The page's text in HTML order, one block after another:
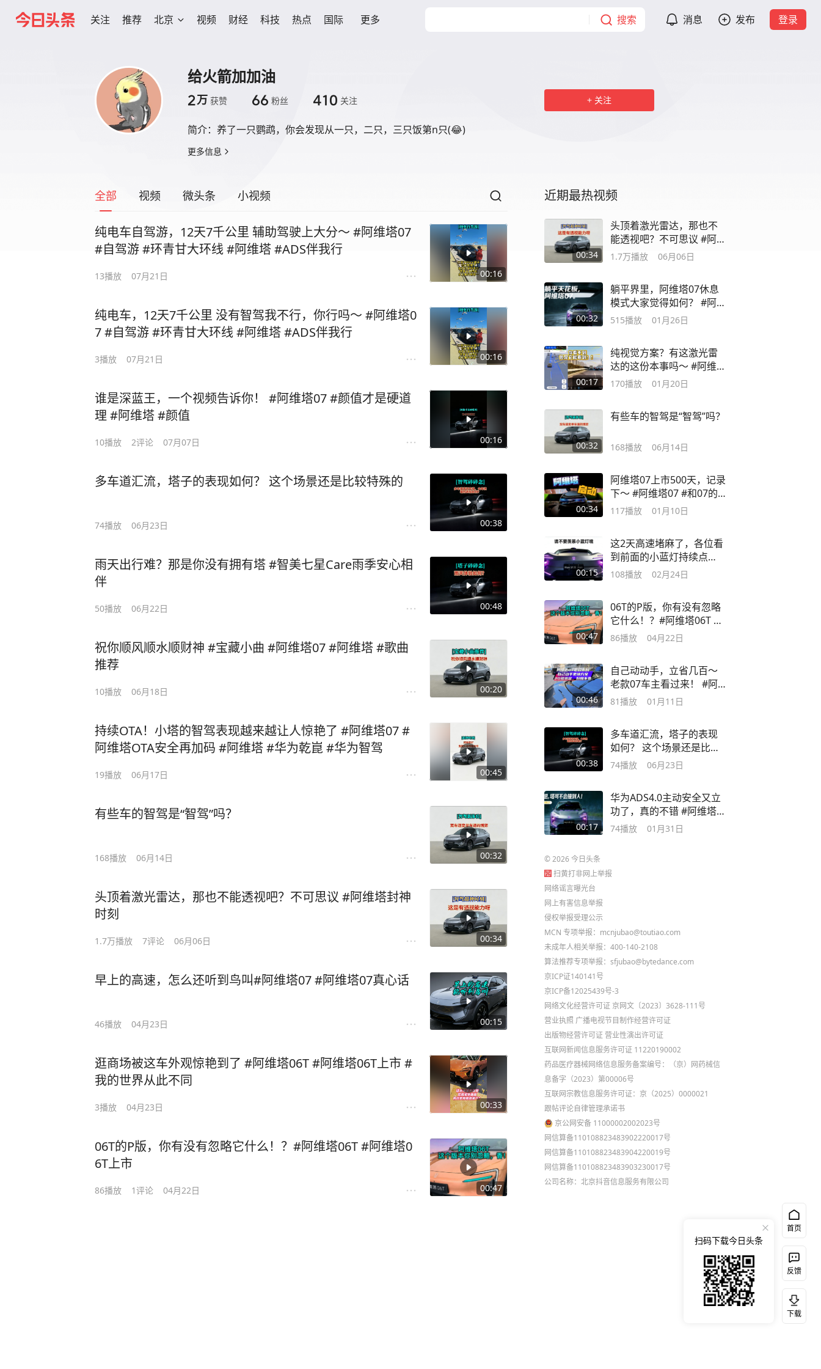
关注 推荐 北京 视频 财经 科技 热点 国际 更多 搜索 消息 发布 登录
给火箭加加油
2万 获赞 66 粉丝 410 关注
简介： 养了一只鹦鹉，你会发现从一只，二只，三只饭第n只(😂)
更多信息
关注
全部 视频 微头条 小视频
00:16
纯电车自驾游，12天7千公里 辅助驾驶上大分～ #阿维塔07
#自驾游 #环青甘大环线 #阿维塔 #ADS伴我行
13播放 07月21日
00:16
纯电车，12天7千公里 没有智驾我不行，你行吗～ #阿维塔0
7 #自驾游 #环青甘大环线 #阿维塔 #ADS伴我行
3播放 07月21日
00:16
谁是深蓝王，一个视频告诉你！ #阿维塔07 #颜值才是硬道
理 #阿维塔 #颜值
10播放 2评论 07月07日
00:38
多车道汇流，塔子的表现如何？ 这个场景还是比较特殊的
74播放 06月23日
00:48
雨天出行难？那是你没有拥有塔 #智美七星Care雨季安心相
伴
50播放 06月22日
00:20
祝你顺风顺水顺财神 #宝藏小曲 #阿维塔07 #阿维塔 #歌曲
推荐
10播放 06月18日
00:45
持续OTA！小塔的智驾表现越来越让人惊艳了 #阿维塔07 #
阿维塔OTA安全再加码 #阿维塔 #华为乾崑 #华为智驾
19播放 06月17日
00:32
有些车的智驾是“智驾”吗？
168播放 06月14日
00:34
头顶着激光雷达，那也不能透视吧？不可思议 #阿维塔封神
时刻
1.7万播放 7评论 06月06日
00:15
早上的高速，怎么还听到鸟叫#阿维塔07 #阿维塔07真心话
46播放 04月23日
00:33
逛商场被这车外观惊艳到了 #阿维塔06T #阿维塔06T上市 #
我的世界从此不同
3播放 04月23日
00:47
06T的P版，你有没有忽略它什么！？#阿维塔06T #阿维塔0
6T上市
86播放 1评论 04月22日
近期最热视频
00:34
头顶着激光雷达，那也不
能透视吧？不可思议 #阿维
塔封神时刻
1.7万播放 06月06日
00:32
躺平界里，阿维塔07休息
模式大家觉得如何？ #阿维
塔07 #鸿蒙座舱
515播放 01月26日
00:17
纯视觉方案？有这激光雷
达的这份本事吗～ #阿维塔
07 #拒绝废话
170播放 01月20日
00:32
有些车的智驾是“智驾”吗？
168播放 06月14日
00:34
阿维塔07上市500天，记录
下～ #阿维塔07 #和07的
500个瞬间
117播放 01月10日
00:15
这2天高速堵麻了，各位看
到前面的小蓝灯持续点
亮，羡慕吗
108播放 02月24日
00:47
06T的P版，你有没有忽略
它什么！？#阿维塔06T #
阿维塔06T上市
86播放 04月22日
00:46
自己动动手，立省几百～
老款07车主看过来！ #阿
维塔07
81播放 01月11日
00:38
多车道汇流，塔子的表现
如何？ 这个场景还是比较
特殊的
74播放 06月23日
00:17
华为ADS4.0主动安全又立
功了，真的不错 #阿维塔
07 #ADS伴我行
74播放 01月31日
©2026今日头条
扫黄打非网上举报
网络谣言曝光台
网上有害信息举报
侵权举报受理公示
MCN 专项举报：mcnjubao@toutiao.com
未成年人相关举报：400-140-2108
算法推荐专项举报：sfjubao@bytedance.com
京ICP证140141号
京ICP备12025439号-3
网络文化经营许可证 京网文〔2023〕3628-111号
营业执照 广播电视节目制作经营许可证
出版物经营许可证 营业性演出许可证
互联网新闻信息服务许可证 11220190002
药品医疗器械网络信息服务备案编号：（京）网药械信
息备字（2023）第00006号
互联网宗教信息服务许可证：京（2025）0000021
跟帖评论自律管理承诺书
京公网安备 11000002002023号
网信算备110108823483902220017号
网信算备110108823483904220019号
网信算备110108823483903230017号
公司名称：北京抖音信息服务有限公司
首页
反馈
下载
扫码下载今日头条